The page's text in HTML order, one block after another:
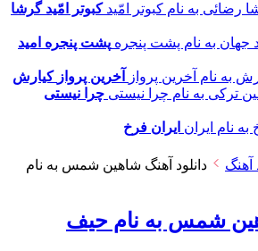
کبوتر امّید گرشا
پشت پنجره امید
آخرین پرواز کیارش
چرا نیستی
ایران فرخ
آهنگ
دانلود آهنگ شاهین شمس به نام
شمس به نام حیف